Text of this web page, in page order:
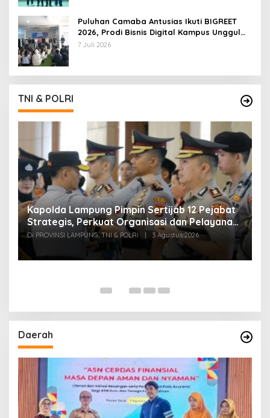
Puluhan Camaba Antusias Ikuti BIGREET
2026, Prodi Bisnis Digital Kampus Unggul
IIB Darmajaya Hadirkan Deretan
7 Juli 2026
TNI & POLRI
Kapolda Lampung Pimpin Sertijab 12 Pejabat
Strategis, Perkuat Organisasi dan Pelayanan
Polri Presisi
Di PROVINSI LAMPUNG, TNI & POLRI | 3 Agustus 2026
Daerah